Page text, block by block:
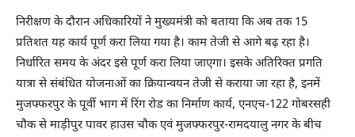
निरीक्षण के दौरान अधिकारियों ने मुख्यमंत्री को बताया कि अब तक 15
प्रतिशत यह कार्य पूर्ण करा लिया गया है। काम तेजी से आगे बढ़ रहा है।
निर्धारित समय के अंदर इसे पूर्ण करा लिया जाएगा। इसके अतिरिक्त प्रगति
यात्रा से संबंधित योजनाओं का क्रियान्वयन तेजी से कराया जा रहा है, इनमें
मुजफ्फरपुर के पूर्वी भाग में रिंग रोड का निर्माण कार्य, एनएच-122 गोबरसही
चौक से माड़ीपुर पावर हाउस चौक एवं मुजफ्फरपुर-रामदयालु नगर के बीच